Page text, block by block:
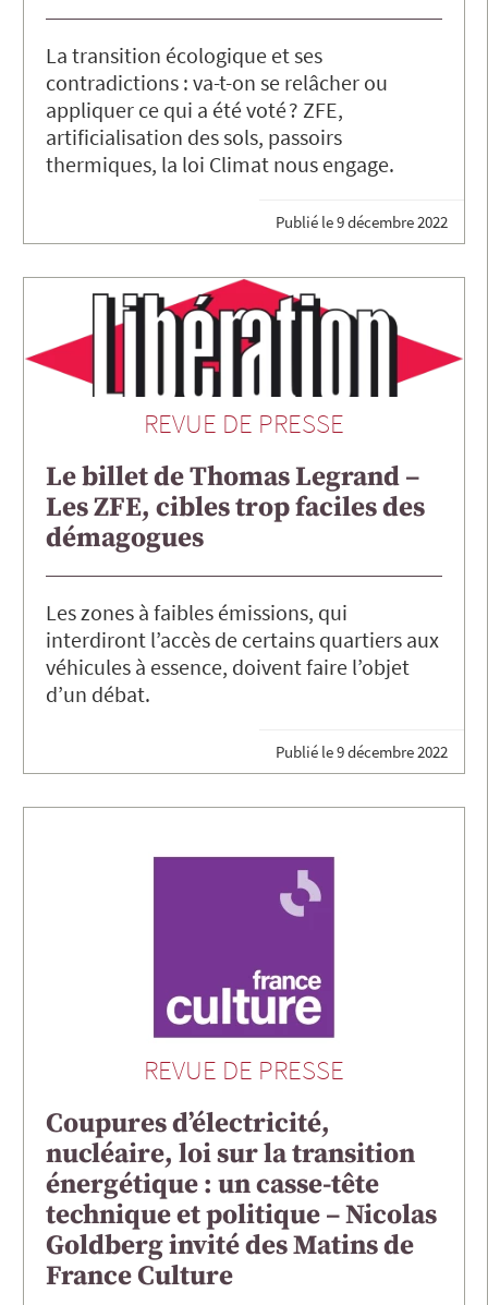
La transition écologique et ses
contradictions : va-t-on se relâcher ou
appliquer ce qui a été voté ? ZFE,
artificialisation des sols, passoirs
thermiques, la loi Climat nous engage.
Publié le9 décembre 2022
REVUE DE PRESSE
Le billet de Thomas Legrand –
Les ZFE, cibles trop faciles des
démagogues
Les zones à faibles émissions, qui
interdiront l’accès de certains quartiers aux
véhicules à essence, doivent faire l’objet
d’un débat.
Publié le9 décembre 2022
REVUE DE PRESSE
Coupures d’électricité,
nucléaire, loi sur la transition
énergétique : un casse-tête
technique et politique – Nicolas
Goldberg invité des Matins de
France Culture